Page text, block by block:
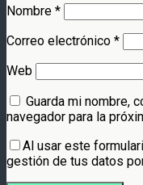
Nombre *
Correo electrónico *
Web
Guarda mi nombre,
navegador para la
Al usar este
gestión de tus datos